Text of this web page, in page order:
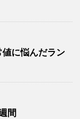
に悩んだラン
間